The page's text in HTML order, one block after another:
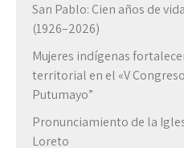
San Pablo: Cien años de
(1926–2026)
Mujeres indígenas
territorial en el «V
Putumayo”
Pronunciamiento de la
Loreto